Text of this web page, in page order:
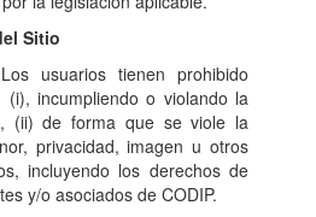
Sitio
usuarios tienen prohibido
(i), incumpliendo o violando la
(ii) de forma que se viole la
privacidad, imagen u otros
incluyendo los derechos de
y/o asociados de CODIP.